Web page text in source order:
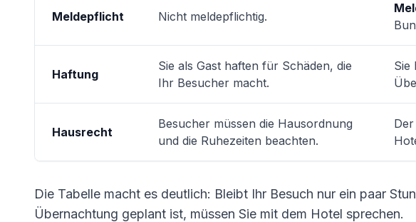
Meldepflicht Nicht meldepflichtig.
Haftung
Sie als Gast haften für Schäden, die
Ihr Besucher macht.
Sie
Hausrecht
Besucher müssen die Hausordnung
und die Ruhezeiten beachten.
Die Tabelle macht es deutlich: Bleibt Ihr Besuch nur ein paar
Übernachtung geplant ist, müssen Sie mit dem Hotel sprechen.